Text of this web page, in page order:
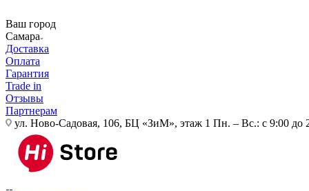
Ваш город
Самара
Доставка
Оплата
Гарантия
Trade in
Отзывы
Партнерам
ул. Ново-Садовая, 106, БЦ «ЗиМ», этаж 1 Пн. – Вс.: с 9:00 до